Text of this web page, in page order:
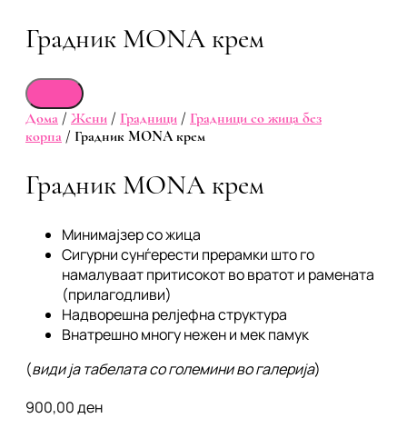
Градник MONA крем
Дома / Жени / Градници / Градници со жица без
корпа / Градник MONA крем
Градник MONA крем
Минимајзер со жица
Сигурни сунѓерести прерамки што го
намалуваат притисокот во вратот и рамената
(прилагодливи)
Надворешна релјефна структура
Внатрешно многу нежен и мек памук
(види ја табелата со големини во галерија)
900,00ден